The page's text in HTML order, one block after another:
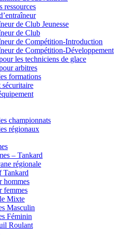
ressources
de Club Jeunesse
de Club
de Compétition-Introduction
de Compétition-Développement
les techniciens de glace
arbitres
formations
sécuritaire
championnats
régionaux
– Tankard
régionale
Tankard
hommes
femmes
Mixte
Masculin
Féminin
Roulant